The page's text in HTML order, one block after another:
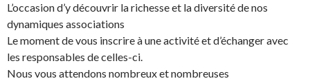
L’occasion d’y découvrir la richesse et la diversité de nos
dynamiques associations
Le moment de vous inscrire à une activité et d’échanger avec
les responsables de celles-ci.
Nous vous attendons nombreux et nombreuses